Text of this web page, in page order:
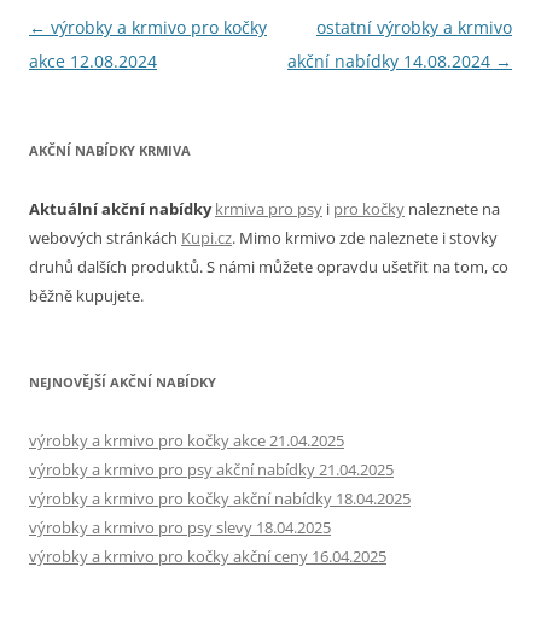
Navigace
pro
← výrobky a krmivo pro kočky
akce 12.08.2024
ostatní výrobky a krmivo
akční nabídky 14.08.2024 →
AKČNÍ NABÍDKY KRMIVA
Aktuální akční nabídky krmiva pro psy i pro kočky naleznete na
webových stránkách Kupi.cz. Mimo krmivo zde naleznete i stovky
druhů dalších produktů. S námi můžete opravdu ušetřit na tom, co
běžně kupujete.
NEJNOVĚJŠÍ AKČNÍ NABÍDKY
výrobky a krmivo pro kočky akce 21.04.2025
výrobky a krmivo pro psy akční nabídky 21.04.2025
výrobky a krmivo pro kočky akční nabídky 18.04.2025
výrobky a krmivo pro psy slevy 18.04.2025
výrobky a krmivo pro kočky akční ceny 16.04.2025